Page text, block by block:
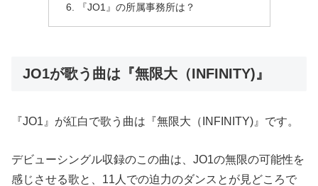
『JO1』の所属事務所は？
JO1が歌う曲は『無限大（INFINITY)』
『JO1』が紅白で歌う曲は『無限大（INFINITY)』です。
デビューシングル収録のこの曲は、JO1の無限の可能性を
感じさせる歌と、11人での迫力のダンスとが見どころで